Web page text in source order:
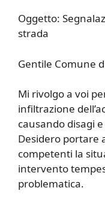
Oggetto:
strada
Gentile Comune
Mi rivolgo a voi
infiltrazione
causando disagi
Desidero portare
competenti la
intervento
problematica.